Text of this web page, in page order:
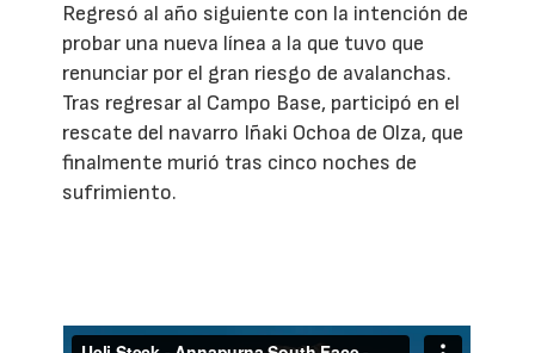
Regresó al año siguiente con la intención de
probar una nueva línea a la que tuvo que
renunciar por el gran riesgo de avalanchas.
Tras regresar al Campo Base, participó en el
rescate del navarro Iñaki Ochoa de Olza, que
finalmente murió tras cinco noches de
sufrimiento.